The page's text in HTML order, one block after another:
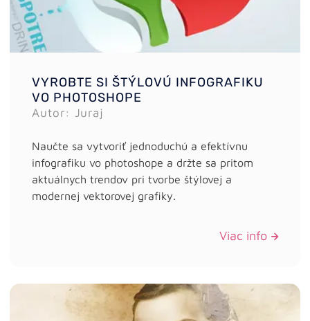
VYROBTE SI ŠTÝLOVÚ INFOGRAFIKU
VO PHOTOSHOPE
Autor: Juraj
Naučte sa vytvoriť jednoduchú a efektívnu
infografiku vo photoshope a držte sa pritom
aktuálnych trendov pri tvorbe štýlovej a
modernej vektorovej grafiky.
Viac info